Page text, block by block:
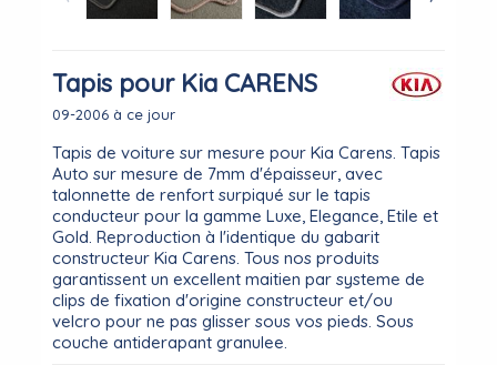
Tapis pour Kia CARENS
09-2006 à ce jour
Tapis de voiture sur mesure pour Kia Carens. Tapis
Auto sur mesure de 7mm d'épaisseur, avec
talonnette de renfort surpiqué sur le tapis
conducteur pour la gamme Luxe, Elegance, Etile et
Gold. Reproduction à l'identique du gabarit
constructeur Kia Carens. Tous nos produits
garantissent un excellent maitien par systeme de
clips de fixation d'origine constructeur et/ou
velcro pour ne pas glisser sous vos pieds. Sous
couche antiderapant granulee.